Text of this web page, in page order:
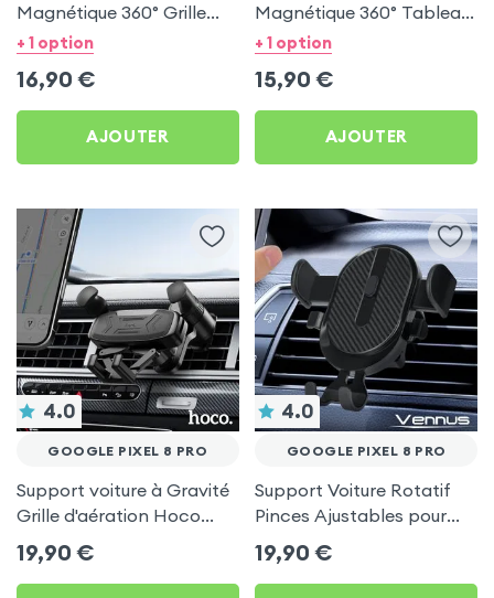
Magnétique 360° Grille
d'aération Hoco pour
+ 1 option
16,90 €
AJOUTER
Magnétique 360° Tableau
de bord Hoco pour
+ 1 option
15,90 €
AJOUTER
4.0
GOOGLE PIXEL 8 PRO
Support voiture à Gravité
Grille d'aération Hoco
Noir pour Google Pixel 8
Pro
19,90 €
4.0
GOOGLE PIXEL 8 PRO
Support Voiture Rotatif
Pinces Ajustables pour
Google Pixel 8 Pro
19,90 €